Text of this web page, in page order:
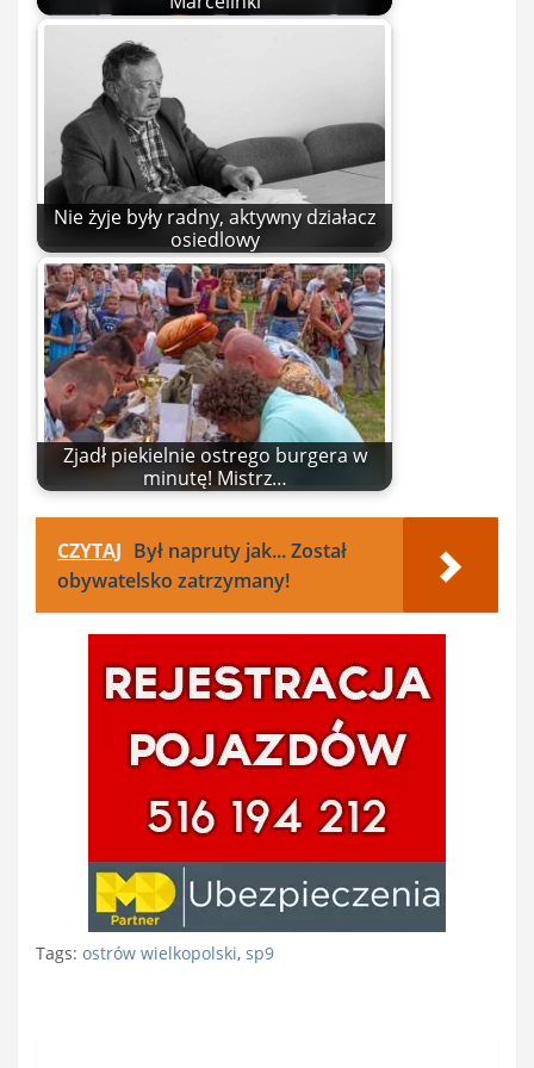
Nie żyje były radny, aktywny działacz
osiedlowy
Zjadł piekielnie ostrego burgera w
minutę! Mistrz…
CZYTAJ Był napruty jak... Został
obywatelsko zatrzymany!
Tags: ostrów wielkopolski, sp9